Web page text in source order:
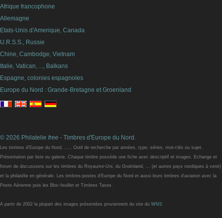
Afrique francophone
Allemagne
Etats-Unis d'Amerique, Canada
U.R.S.S., Russie
Chine, Cambodge, Vietnam
Italie, Vatican, ..., Balkans
Espagne, colonies espagnoles
Europe du Nord : Grande-Bretagne et Groenland
© 2026 Philatelie free - Timbres d'Europe du Nord.
Les timbres d'Europe du Nord, ..... Outil de recherche par années, type, séries, mot-clés ou sujet.
Présentation par liste ou galerie. Chaque timbre possède une fiche avec descriptif et images. Echange et
forum de discussions sur les timbres du Royaume-Uni, du Groënland, ... (et autres pays nordiques à venir)
et la philatélie en générale. Les timbres-postes d'Europe du Nord et aussi leurs timbres d'aviation avec la
Poste Aérienne puis les Bloc-feuillet et Timbres Taxes.
A partir de 2002 la plupart des images présentées proviennent du site du WNS